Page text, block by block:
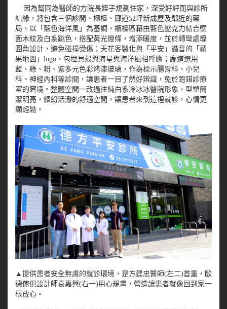
因為幫同為醫師的方院長姪子規劃住家，深受好評而與診所
結緣，將包含三個診間、櫃檯、廊道52坪新成屋及鄰近的藥
局，以「藍色海洋風」為基調，櫃檯區藉由藍色壓克力結合壁
面木紋及白系跳色，搭配黃光燈條，增添暖度，並於轉彎處導
圓角設計，避免碰撞受傷；天花客製化與「平安」諧音的「蘋
果地圖」logo，包埋貝殼與海星與海洋風相呼應；廊道選用
藍、綠、粉、紫多元色彩烤漆玻璃，作為標示腸胃科、小兒
科、神經內科等診間，讓患者一目了然好辨識，免於跑錯診療
室的窘境。整體空間一改過往純白系冷冰冰醫院形象，型塑簡
潔明亮，繽紛活潑的舒適空間，讓患者來到這裡就診，心情更
顯輕鬆。
▲提供患者安全無虞的就診環境，是方建忠醫師(左二)首重，歐
德傢俱設計師袁嘉興(右一)用心規畫，營造讓患者就像回到家一
樣放心。